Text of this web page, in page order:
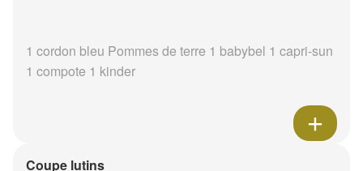
1 cordon bleu Pommes de terre 1 babybel 1 capri-sun
1 compote 1 kinder
Coupe lutins